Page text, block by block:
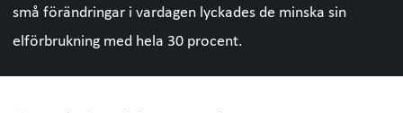
små förändringar i vardagen lyckades de minska sin
elförbrukning med hela 30 procent.